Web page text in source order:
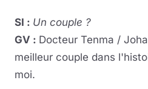
SI : Un couple ?
GV : Docteur Tenma /
meilleur couple dans
moi.